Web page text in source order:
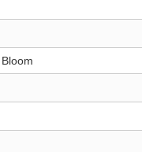
Bloom